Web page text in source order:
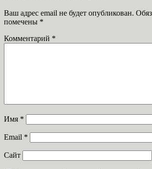
Ваш адрес email не будет опубликован.
помечены *
Комментарий *
Имя *
Email *
Сайт